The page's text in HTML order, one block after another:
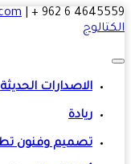
4645559 6
|
الاصدارات الحديثة
ريادة
تصميم وفنون